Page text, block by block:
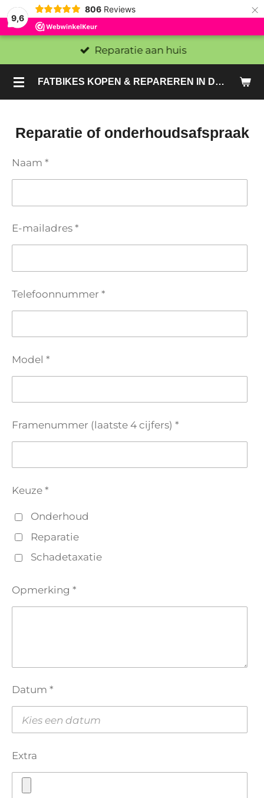
9,6
806 Reviews ×
FATBIKES KOPEN & REPAREREN IN DEN HAAG EN ZOETERMEER - SACHE BIKES
Reparatie aan huis
Reparatie of onderhoudsafspraak
Naam *
E-mailadres *
Telefoonnummer *
Model *
Framenummer (laatste 4 cijfers) *
Keuze *
Onderhoud
Reparatie
Schadetaxatie
Opmerking *
Datum *
Extra